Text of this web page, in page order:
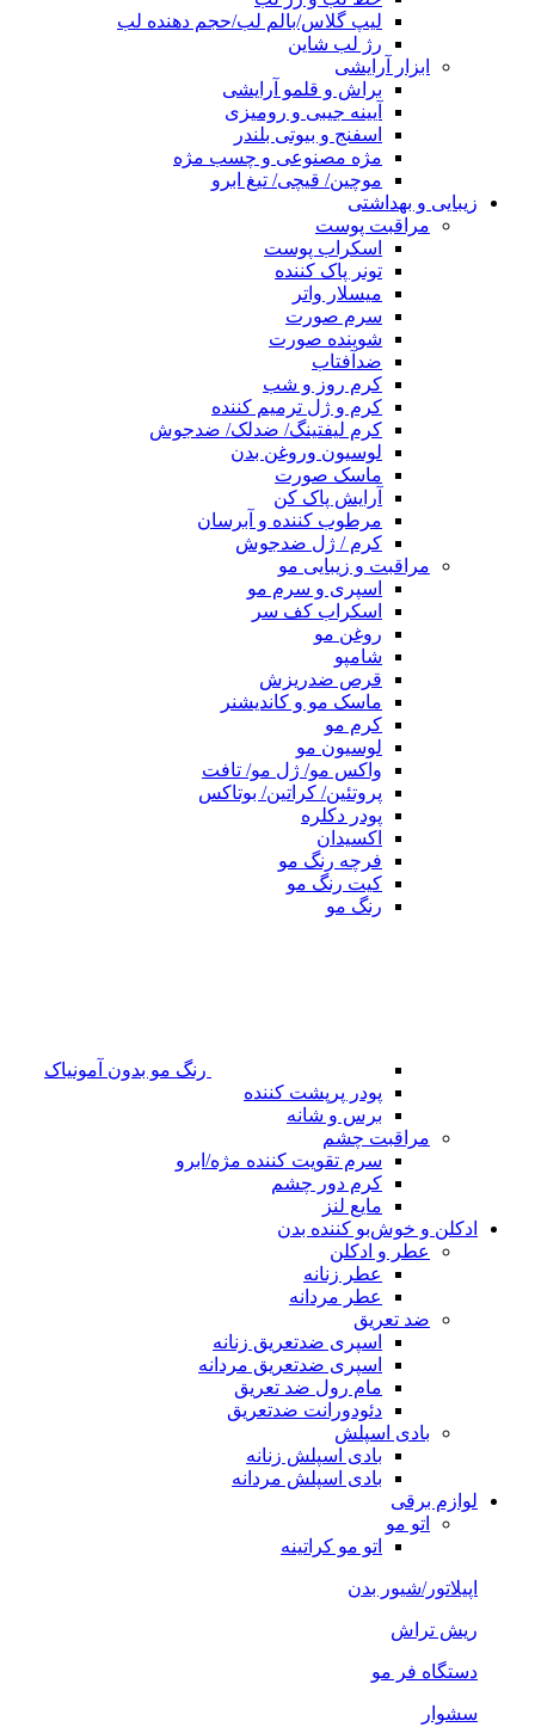
لیپ گلاس/بالم لب/حجم دهنده لب
رژ لب شاین
ابزار آرایشی
براش و قلمو آرایشی
آیینه جیبی و رومیزی
اسفنج و بیوتی بلندر
مژه مصنوعی و چسب مژه
موچین/ قیچی/ تیغ ابرو
زیبایی و بهداشتی
مراقبت پوست
اسکراب پوست
تونر پاک کننده
میسلار واتر
سرم صورت
شوینده صورت
ضدآفتاب
کرم روز و شب
کرم و ژل ترمیم کننده
کرم لیفتینگ/ ضدلک/ ضدجوش
لوسیون وروغن بدن
ماسک صورت
آرایش پاک کن
مرطوب کننده و آبرسان
کرم / ژل ضدجوش
مراقبت و زیبایی مو
اسپری و سرم مو
اسکراب کف سر
روغن مو
شامپو
قرص ضدریزش
ماسک مو و کاندیشنر
کرم مو
لوسیون مو
واکس مو/ ژل مو/ تافت
پروتئین/ کراتین/ بوتاکس
پودر دکلره
اکسیدان
فرچه رنگ مو
کیت رنگ مو
رنگ مو
رنگ مو بدون آمونیاک
پودر پرپشت کننده
برس و شانه
مراقبت چشم
سرم تقویت کننده مژه/ابرو
کرم دور چشم
مایع لنز
ادکلن و خوش‌بو کننده بدن
عطر و ادکلن
عطر زنانه
عطر مردانه
ضد تعریق
اسپری ضدتعریق زنانه
اسپری ضدتعریق مردانه
مام رول ضد تعریق
دئودورانت ضدتعریق
بادی اسپلش
بادی اسپلش زنانه
بادی اسپلش مردانه
لوازم برقی
اتو مو
اتو مو کراتینه
اپیلاتور/شیور بدن
ریش تراش
دستگاه فر مو
سشوار